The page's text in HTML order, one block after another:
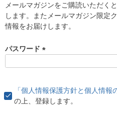
須
)
メールマガジンをご購読いただく
します。またメールマガジン限定
情報をお届けします。
パスワード
)
「個人情報保護方針と個人情報
の上、登録します。